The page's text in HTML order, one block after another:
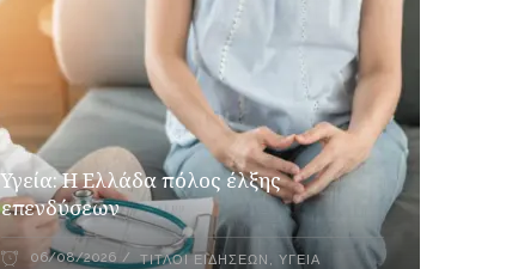
Υγεία: Η Ελλάδα πόλος έλξης
επενδύσεων
06/08/2026 ΤΊΤΛΟΙ ΕΙΔΉΣΕΩΝ ,ΥΓΕΊΑ